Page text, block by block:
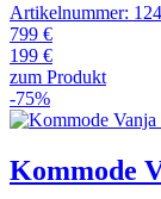
Artikelnummer:
799 €
199 €
zum Produkt
-75%
Kommode